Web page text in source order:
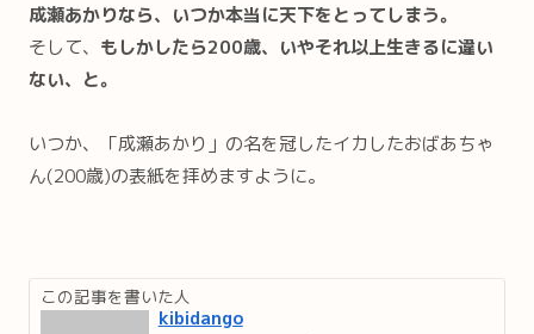
成瀬あかりなら、いつか本当に天下をとってしまう。
そして、 もしかしたら200歳、いやそれ以上生きるに違い
ない、と。
いつか、「成瀬あかり」の名を冠したイカしたおばあちゃ
ん(200歳)の表紙を拝めますように。
この記事を書いた人
kibidango